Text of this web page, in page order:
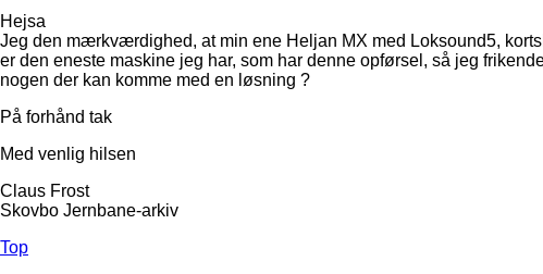
Hejsa
Jeg den mærkværdighed, at min ene Heljan MX med Loksound5,
er den eneste maskine jeg har, som har denne opførsel, så jeg
nogen der kan komme med en løsning ?
På forhånd tak
Med venlig hilsen
Claus Frost
Skovbo Jernbane-arkiv
Top